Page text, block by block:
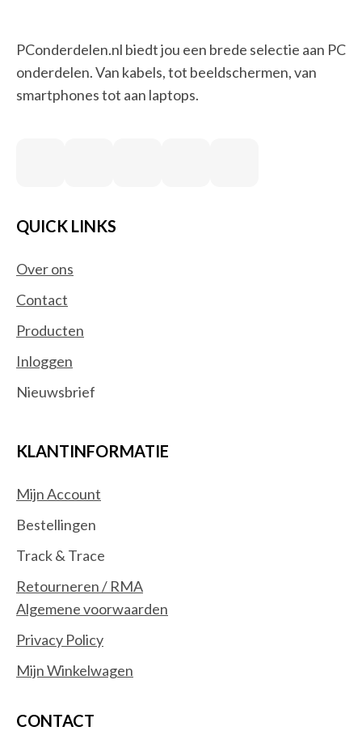
PConderdelen.nl biedt jou een brede selectie aan PC
onderdelen. Van kabels, tot beeldschermen, van
smartphones tot aan laptops.
QUICK LINKS
Over ons
Contact
Producten
Inloggen
Nieuwsbrief
KLANTINFORMATIE
Mijn Account
Bestellingen
Track & Trace
Retourneren / RMA
Algemene voorwaarden
Privacy Policy
Mijn Winkelwagen
CONTACT